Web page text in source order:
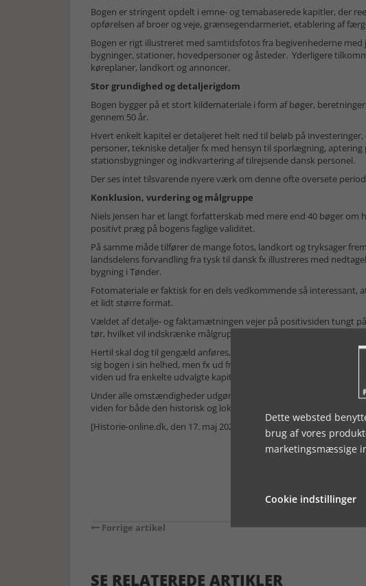
Bogen er stringent opdelt i emne- og temabaserede kapitler, der
opførelsen af broer og veje, grænsegendarmeriet, etablering af
Bogen er rigt illustreret med samtidsfotos fra begivenhederne
bygninger, stationer, hovedpersoner og åsteder. Yderligere
køreplaner, landkort og annoncer.
Stor grundighed og detaljerigdom
Bogen bygger på et stort kildemateriale i form af bøger,
gennem 50 år.
Hvert enkelt kapitel er detaljeret helt ned til beløb på
personer, tekniske detaljer fx med hensyn til sporlægning,
stationsbygninger og indkvartering af tilrejsende dansk personel.
Der ses intet tilsvarende nyere værk om denne ofte oversete
Konklusion, vurdering og målgruppe
Niels Jensen har et langt forfatterskab med mere end 40 bøger
positivt præg på bogens faglige validitet.
På samme måde tilfører de mange fotos, landkort og tryksager
landsdelens forvandling fra tysk til dansk fx illustreres med
bygning i Tønder.
Fotomateriale er faktisk for en dels vedkommende så interessant,
et lidt større format.
Vældet af detalje- og faktamætningen vejer på positivsiden tungt
tør, hvilket vil indskrænke målgruppen til læsere med historisk
Hertil skal dog til gengæld anføres, at bogens ret skarpe
sig bogen i sin helhed, men fx ud fra en lokalhistorisk eller
viden ud fra enkelte udvalgte kapitler eksempelvis angående
Under alle omstændigheder udgør fx kapitlerne om
viden for både den historisk og lokalhistorisk interesserede læser.
[Historie-online.dk, den 17. maj 2023]
Forrige artikel
SE RELATEREDE ARTIKLER
Dette websted
brug af vores
marketingsmæssige
Cookie indstillinger